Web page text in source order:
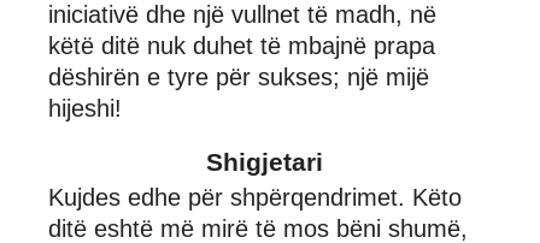
iniciativë dhe një vullnet të madh, në
këtë ditë nuk duhet të mbajnë prapa
dëshirën e tyre për sukses; një mijë
hijeshi!
Shigjetari
Kujdes edhe për shpërqendrimet. Këto
ditë eshtë më mirë të mos bëni shumë,